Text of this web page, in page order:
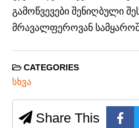
გამოწვევები შენიღბული
მრავალფეროვან
CATEGORIES
სხვა
Share This